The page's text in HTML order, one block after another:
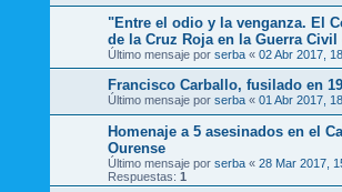
"Entre el odio y la venganza. El
de la Cruz Roja en la Guerra
Último mensaje por serba « 02 Abr 2017,
Francisco Carballo, fusilado en
Último mensaje por serba « 01 Abr 2017,
Homenaje a 5 asesinados en el
Ourense
Último mensaje por serba « 28 Mar 2017,
Respuestas: 1